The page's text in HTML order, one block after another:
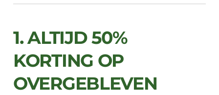
1. ALTIJD 50%
KORTING OP
OVERGEBLEVEN